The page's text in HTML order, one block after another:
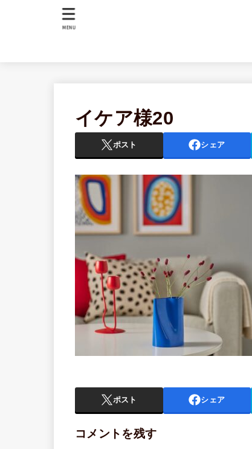
MENU
イケア様20
ポスト シェア
ポスト シェア
コメントを残す